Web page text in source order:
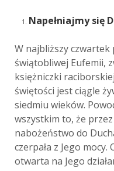
Napełniajmy się
W najbliższy czwartek
świątobliwej Eufemii,
księżniczki
świętości jest ciągle
siedmiu wieków.
wszystkim to, że przez
nabożeństwo do
czerpała z Jego mocy.
otwarta na Jego